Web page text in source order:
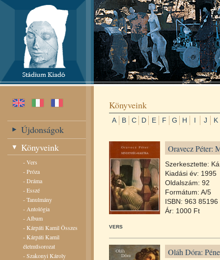
Újdonságok
Könyveink
-Vers
-Próza
-Dráma
-Esszé
-Tanulmány
- Antológia
- Album
-Kárpáti Kamil Összes
-Kárpáti Kamil
életműsorozat
-Szakonyi Károly
Könyveink
A B C D E F G H I J K
Oravecz Péter:
Szerkesztette:
Kiadási év: 1995
Oldalszám: 92
Formátum: A/5
ISBN: 963 85196
Ár: 1000 Ft
VERS
Oláh Dóra: